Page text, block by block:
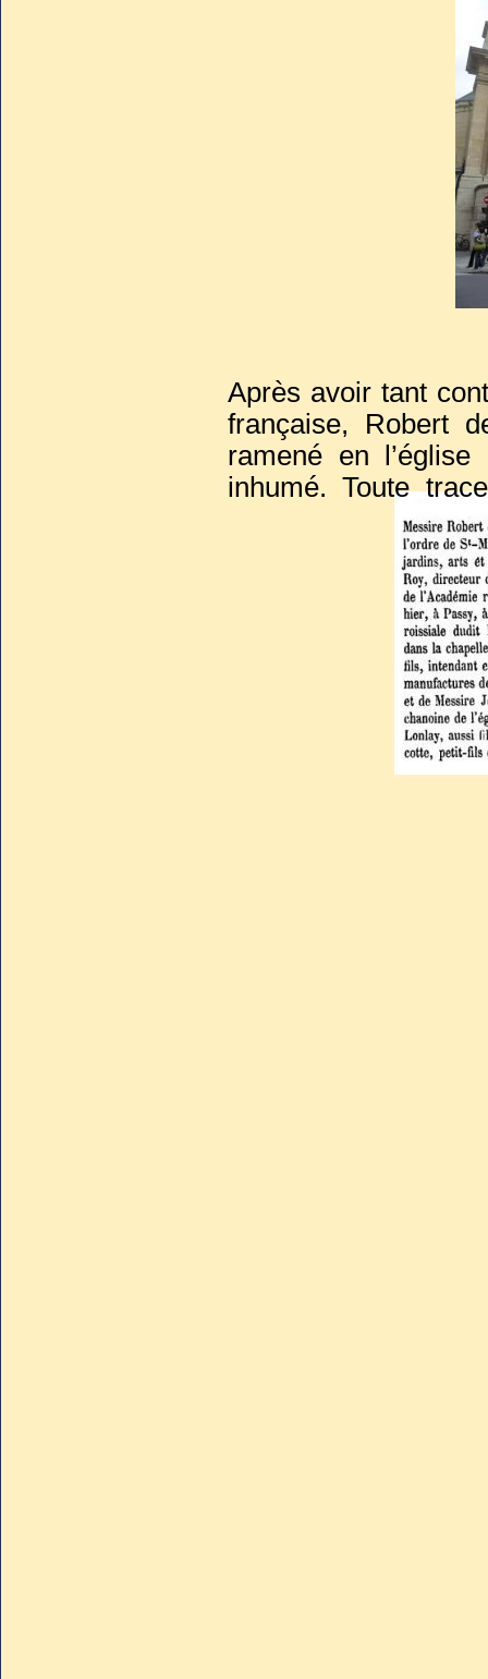
Après avoir tant
française, Robert
ramené en l’église
inhumé. Toute
reposent peut-être